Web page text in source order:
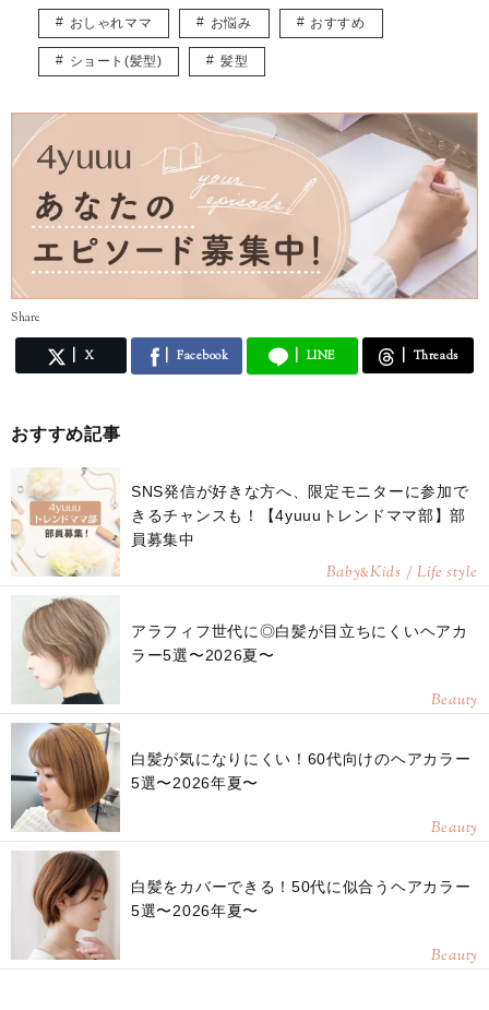
https://www.instagram.com/_sumirey__/
★ブログ
http://self-styling.net/
おしゃれママ お悩み おすすめ
ショート(髪型) 髪型
Share
X Facebook LINE Threads
おすすめ記事
SNS発信が好きな方へ、限定モニターに参加で
きるチャンスも！【4yuuuトレンドママ部】部
員募集中
Baby&Kids / Life style
アラフィフ世代に◎白髪が目立ちにくいヘアカ
ラー5選〜2026夏〜
Beauty
白髪が気になりにくい！60代向けのヘアカラー
5選〜2026年夏〜
Beauty
白髪をカバーできる！50代に似合うヘアカラー
5選〜2026年夏〜
Beauty